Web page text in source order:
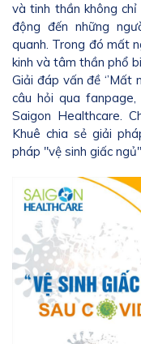
và tinh thần không
động đến những
quanh. Trong đó mất
kinh và tâm thần phổ
Giải đáp vấn đề ‘’Mất
câu hỏi qua
Saigon Healthcare.
Khuê chia sẻ giải
pháp "vệ sinh giấc